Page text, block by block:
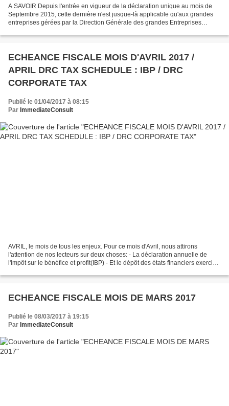
A SAVOIR Depuis l'entrée en vigueur de la déclaration unique au mois de
Septembre 2015, cette dernière n'est jusque-là applicable qu'aux grandes
entreprises gérées par la Direction Générale des grandes Entreprises
ECHEANCE FISCALE MOIS D'AVRIL 2017 /
APRIL DRC TAX SCHEDULE : IBP / DRC
CORPORATE TAX
Publié le 01/04/2017 à 08:15
Par ImmediateConsult
AVRIL, le mois de tous les enjeux. Pour ce mois d'Avril, nous attirons
l'attention de nos lecteurs sur deux choses: - La déclaration annuelle de
l'impôt sur le bénéfice et profit(IBP) - Et le dépôt des états financiers exercice
ECHEANCE FISCALE MOIS DE MARS 2017
Publié le 08/03/2017 à 19:15
Par ImmediateConsult